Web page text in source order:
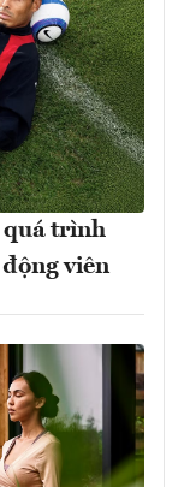
quá trình
động viên